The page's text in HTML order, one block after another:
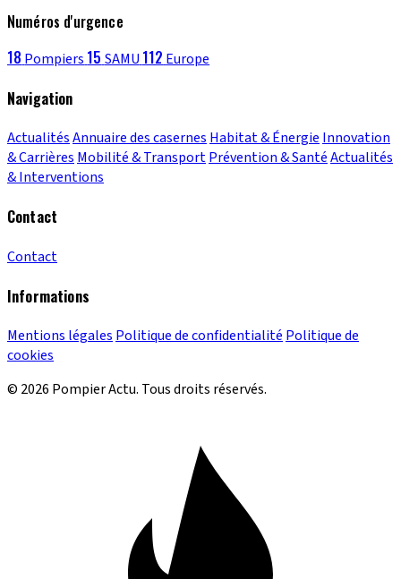
Numéros d'urgence
18 Pompiers 15 SAMU 112 Europe
Navigation
ActualitésAnnuaire des casernes Habitat & Énergie Innovation
& Carrières Mobilité & TransportPrévention & SantéActualités
& Interventions
Contact
Contact
Informations
Mentions légales Politique de confidentialité Politique de
cookies
© 2026 Pompier Actu. Tous droits réservés.